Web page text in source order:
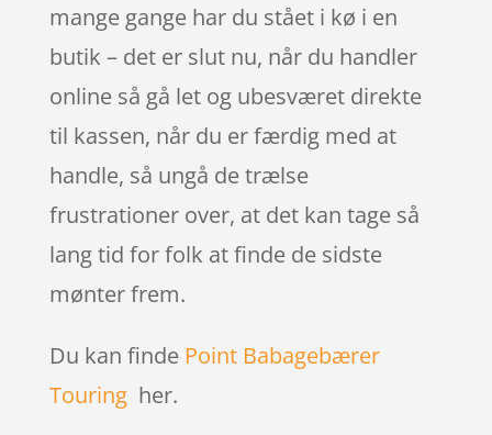
mange gange har du stået i kø i en
butik – det er slut nu, når du handler
online så gå let og ubesværet direkte
til kassen, når du er færdig med at
handle, så ungå de trælse
frustrationer over, at det kan tage så
lang tid for folk at finde de sidste
mønter frem.
Du kan finde Point Babagebærer
Touringher.